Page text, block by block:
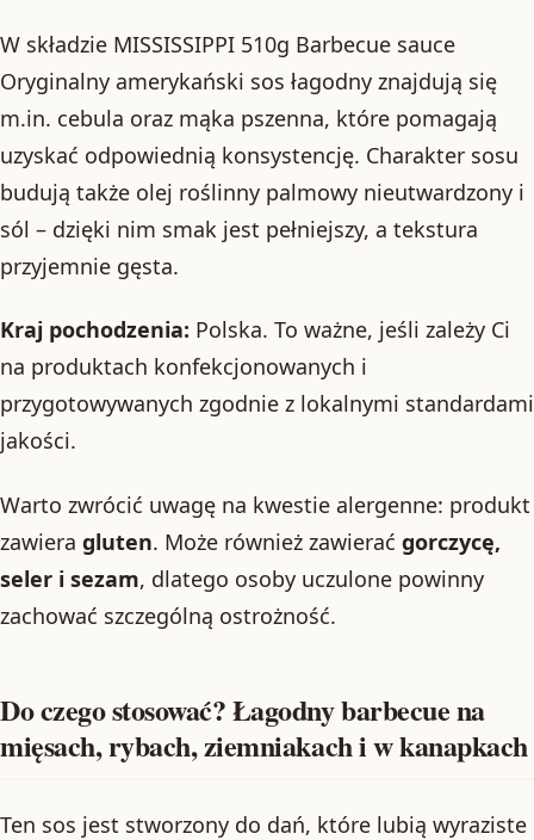
W składzie MISSISSIPPI 510g Barbecue sauce
Oryginalny amerykański sos łagodny znajdują się
m.in. cebula oraz mąka pszenna, które pomagają
uzyskać odpowiednią konsystencję. Charakter sosu
budują także olej roślinny palmowy nieutwardzony i
sól – dzięki nim smak jest pełniejszy, a tekstura
przyjemnie gęsta.
Kraj pochodzenia: Polska. To ważne, jeśli zależy Ci
na produktach konfekcjonowanych i
przygotowywanych zgodnie z lokalnymi standardami
jakości.
Warto zwrócić uwagę na kwestie alergenne: produkt
zawiera gluten. Może również zawierać gorczycę,
seler i sezam, dlatego osoby uczulone powinny
zachować szczególną ostrożność.
Do czego stosować? Łagodny barbecue na
mięsach, rybach, ziemniakach i w kanapkach
Ten sos jest stworzony do dań, które lubią wyraziste